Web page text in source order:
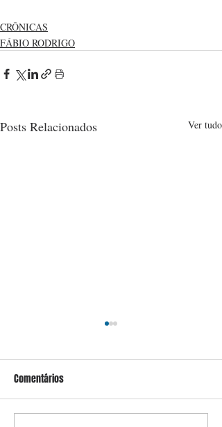
CRÔNICAS
FÁBIO RODRIGO
Posts Relacionados Ver tudo
Conceição
Comentários